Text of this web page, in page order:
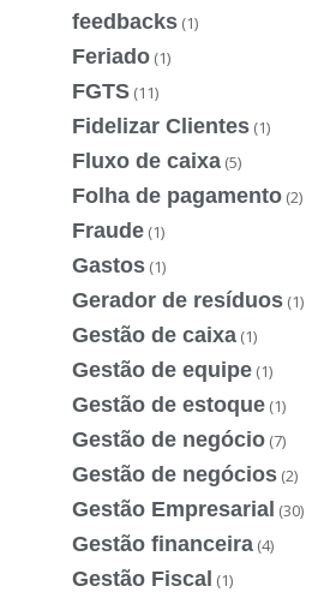
feedbacks (1)
Feriado (1)
FGTS (11)
Fidelizar Clientes (1)
Fluxo de caixa (5)
Folha de pagamento (2)
Fraude (1)
Gastos (1)
Gerador de resíduos (1)
Gestão de caixa (1)
Gestão de equipe (1)
Gestão de estoque (1)
Gestão de negócio (7)
Gestão de negócios (2)
Gestão Empresarial (30)
Gestão financeira (4)
Gestão Fiscal (1)